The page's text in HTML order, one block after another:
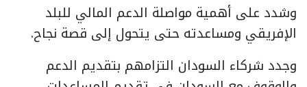
وشدد على أهمية مواصلة الدعم المالي للبلد
الإفريقي ومساعدته حتى يتحول إلى قصة نجاح.
وجدد شركاء السودان التزامهم بتقديم الدعم